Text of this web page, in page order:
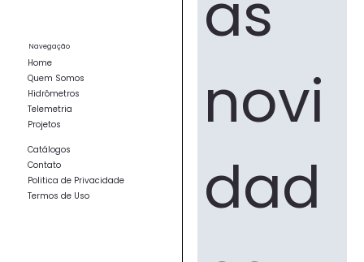
Navegação
novi
dad
Home
Quem Somos
Hidrômetros
Telemetria
Projetos
Catálogos
Contato
Politica de Privacidade
Termos de Uso